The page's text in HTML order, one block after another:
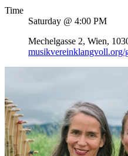
Time
Saturday @ 4:00 PM
Venue
Details
AddressMechelgasse 2, Wien,
musikvereinklangvoll.org/